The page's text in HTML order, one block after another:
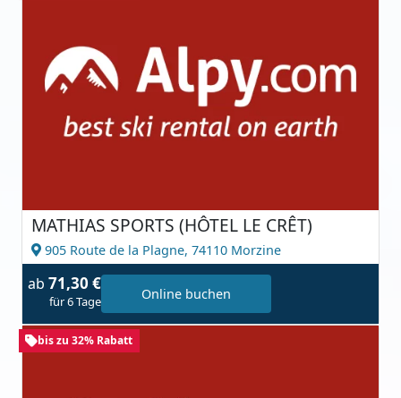
MATHIAS SPORTS (HÔTEL LE CRÊT)
905 Route de la Plagne, 74110 Morzine
ab 71,30 €
für 6 Tage Online buchen
bis zu 32% Rabatt